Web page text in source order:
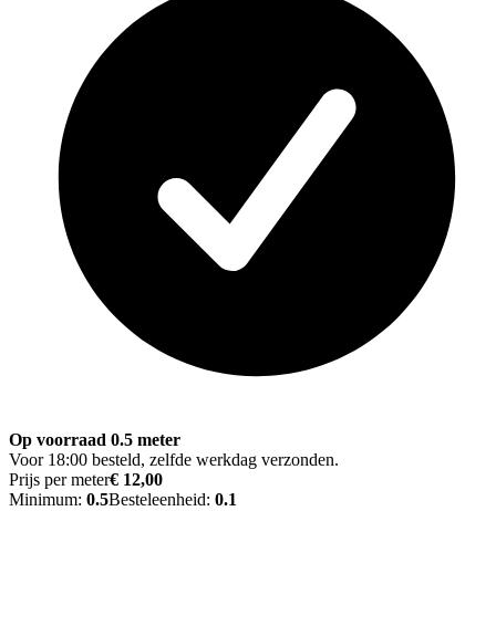
Op voorraad 0.5 meter
Voor 18:00 besteld, zelfde werkdag verzonden.
Prijs per meter€ 12,00
Minimum: 0.5Besteleenheid: 0.1